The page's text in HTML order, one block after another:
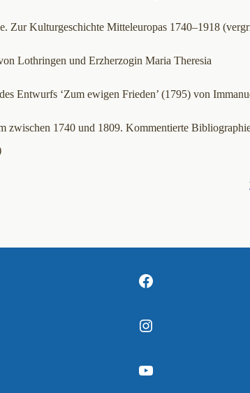
Zur Kulturgeschichte Mitteleuropas 1740–1918
Lothringen und Erzherzogin Maria Theresia
Entwurfs ‘Zum ewigen Frieden’ (1795) von
zwischen 1740 und 1809. Kommentierte
Facebook
Instagram
YouTube